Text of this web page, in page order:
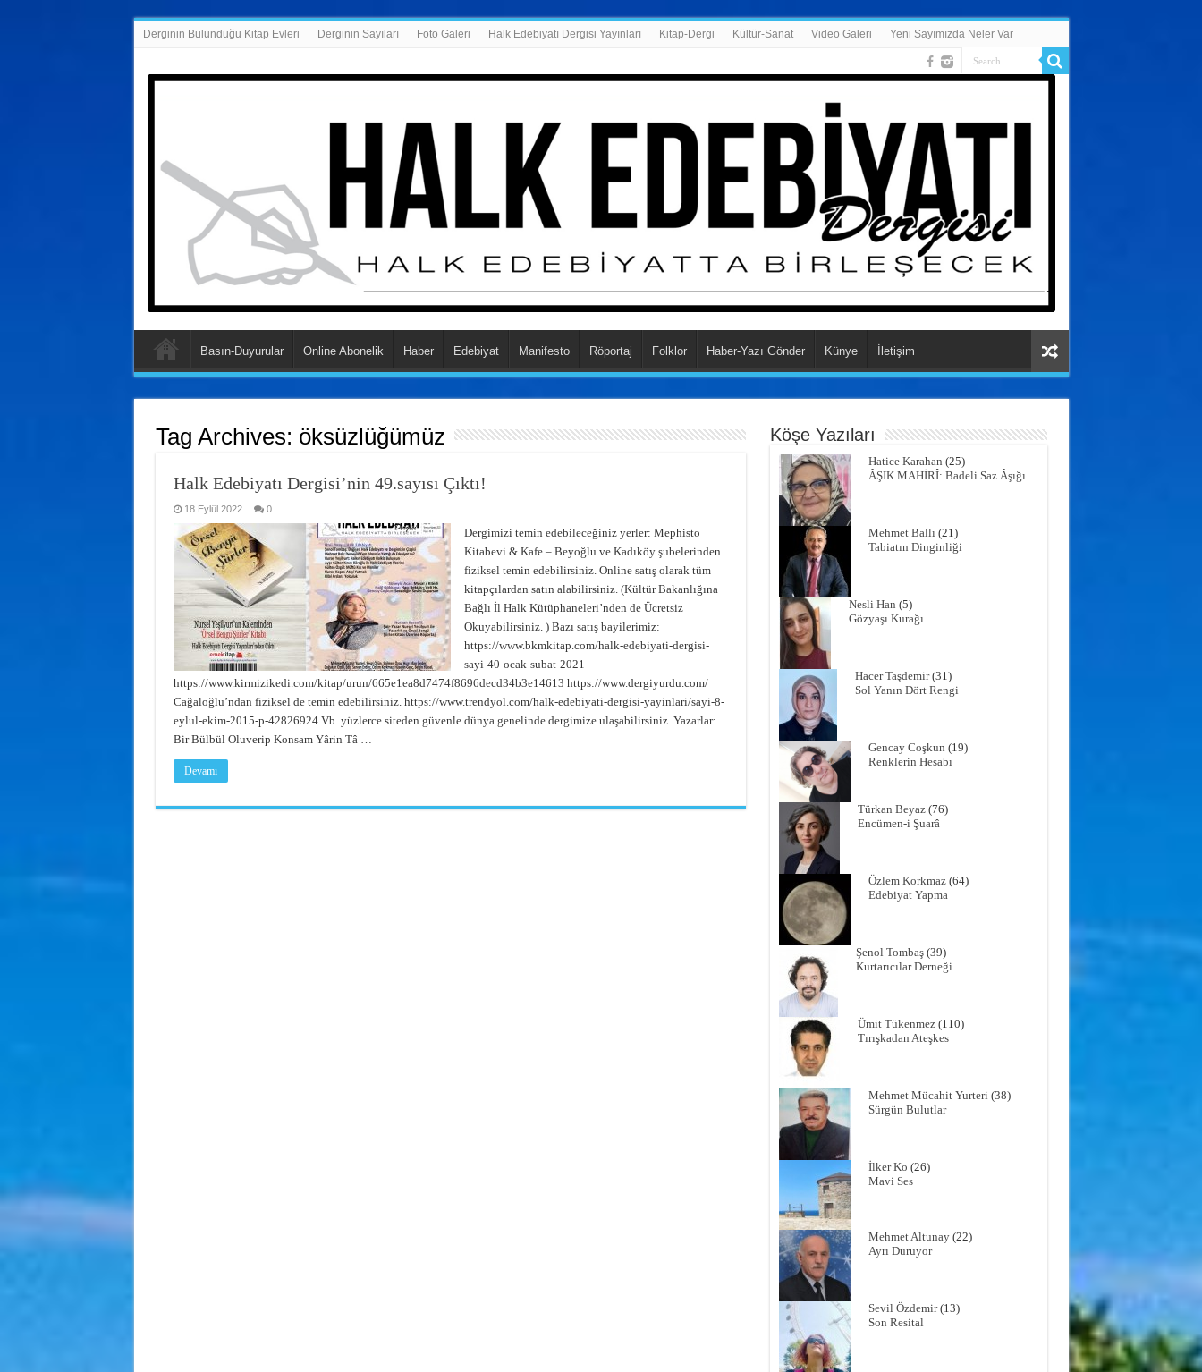
Derginin Bulunduğu Kitap Evleri Derginin Sayıları Foto Galeri Halk Edebiyatı Dergisi Yayınları Kitap-Dergi Kültür-Sanat Video Galeri Yeni Sayımızda Neler Var
Basın-Duyurular Online Abonelik Haber Edebiyat Manifesto Röportaj Folklor Haber-Yazı Gönder Künye İletişim
Tag Archives: öksüzlüğümüz
Halk Edebiyatı Dergisi’nin 49.sayısı Çıktı!
18 Eylül 2022 0
Dergimizi temin edebileceğiniz yerler: Mephisto
Kitabevi & Kafe – Beyoğlu ve Kadıköy şubelerinden
fiziksel temin edebilirsiniz. Online satış olarak tüm
kitapçılardan satın alabilirsiniz. (Kültür Bakanlığına
Bağlı İl Halk Kütüphaneleri’nden de Ücretsiz
Okuyabilirsiniz. ) Bazı satış bayilerimiz:
https://www.bkmkitap.com/halk-edebiyati-dergisi-
sayi-40-ocak-subat-2021
https://www.kirmizikedi.com/kitap/urun/665e1ea8d7474f8696decd34b3e14613 https://www.dergiyurdu.com/
Cağaloğlu’ndan fiziksel de temin edebilirsiniz. https://www.trendyol.com/halk-edebiyati-dergisi-yayinlari/sayi-8-
eylul-ekim-2015-p-42826924 Vb. yüzlerce siteden güvenle dünya genelinde dergimize ulaşabilirsiniz. Yazarlar:
Bir Bülbül Oluverip Konsam Yârin Tâ …
Devamı
Köşe Yazıları
Hatice Karahan (25)
ÂŞIK MAHİRÎ: Badeli Saz Âşığı
Mehmet Ballı(21)
Tabiatın Dinginliği
Nesli Han (5)
Gözyaşı Kurağı
Hacer Taşdemir(31)
Sol Yanın Dört Rengi
Gencay Coşkun (19)
Renklerin Hesabı
Türkan Beyaz(76)
Encümen-i Şuarâ
Özlem Korkmaz(64)
Edebiyat Yapma
Şenol Tombaş(39)
Kurtarıcılar Derneği
Ümit Tükenmez(110)
Tırışkadan Ateşkes
Mehmet Mücahit Yurteri(38)
Sürgün Bulutlar
İlker Ko (26)
Mavi Ses
Mehmet Altunay(22)
Ayrı Duruyor
Sevil Özdemir(13)
Son Resital